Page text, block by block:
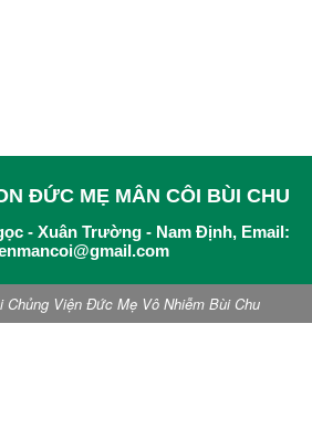
ĐỨC MẸ MÂN CÔI BÙI CHU
- Xuân Trường - Nam Định, Email:
Viện Đức Mẹ Vô Nhiễm Bùi Chu